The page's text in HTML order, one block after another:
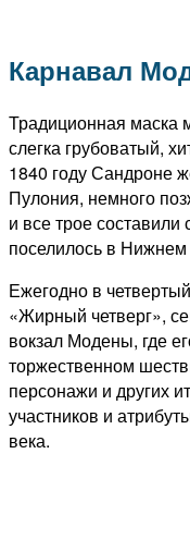
Карнавал
Традиционная маска
слегка грубоватый,
1840 году Сандроне
Пулония, немного
и все трое
поселилось в Нижнем
Ежегодно в
«Жирный четверг»,
вокзал Модены, где
торжественном
персонажи и других
участников и
века.